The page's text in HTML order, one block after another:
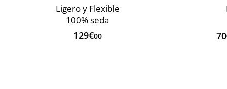
Ligero y Flexible
100% seda
129€00